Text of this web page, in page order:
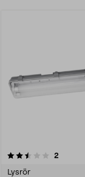
2
Lysrör